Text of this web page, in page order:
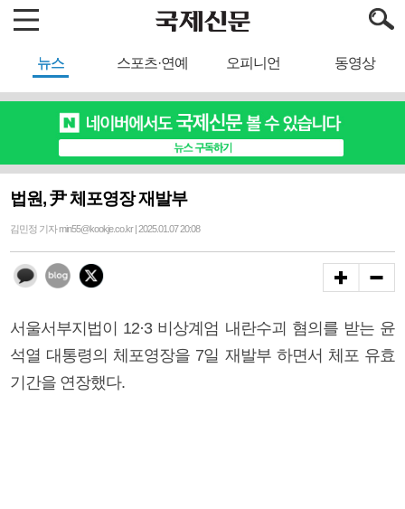
뉴스 스포츠·연예 오피니언 동영상
법원, 尹 체포영장 재발부
김민정 기자 min55@kookje.co.kr | 2025.01.07 20:08
서울서부지법이 12·3 비상계엄 내란수괴 혐의를 받는 윤
석열 대통령의 체포영장을 7일 재발부 하면서 체포 유효
기간을 연장했다.